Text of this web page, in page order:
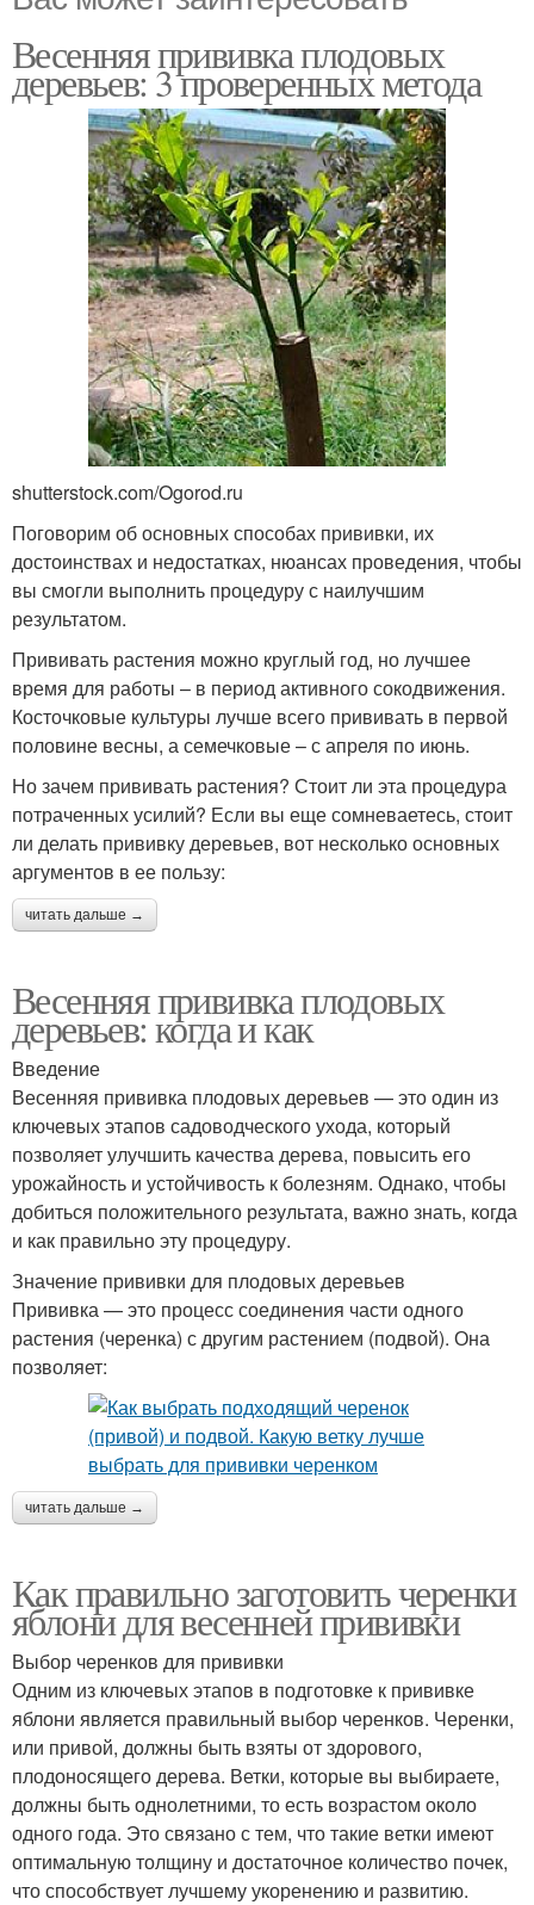
Весенняя прививка плодовых
деревьев: 3 проверенных метода
shutterstock.com/Ogorod.ru
Поговорим об основных способах прививки, их
достоинствах и недостатках, нюансах проведения, чтобы
вы смогли выполнить процедуру с наилучшим
результатом.
Прививать растения можно круглый год, но лучшее
время для работы – в период активного сокодвижения.
Косточковые культуры лучше всего прививать в первой
половине весны, а семечковые – с апреля по июнь.
Но зачем прививать растения? Стоит ли эта процедура
потраченных усилий? Если вы еще сомневаетесь, стоит
ли делать прививку деревьев, вот несколько основных
аргументов в ее пользу:
читать дальше →
Весенняя прививка плодовых
деревьев: когда и как
Введение
Весенняя прививка плодовых деревьев — это один из
ключевых этапов садоводческого ухода, который
позволяет улучшить качества дерева, повысить его
урожайность и устойчивость к болезням. Однако, чтобы
добиться положительного результата, важно знать, когда
и как правильно эту процедуру.
Значение прививки для плодовых деревьев
Прививка — это процесс соединения части одного
растения (черенка) с другим растением (подвой). Она
позволяет:
читать дальше →
Как правильно заготовить черенки
яблони для весенней прививки
Выбор черенков для прививки
Одним из ключевых этапов в подготовке к прививке
яблони является правильный выбор черенков. Черенки,
или привой, должны быть взяты от здорового,
плодоносящего дерева. Ветки, которые вы выбираете,
должны быть однолетними, то есть возрастом около
одного года. Это связано с тем, что такие ветки имеют
оптимальную толщину и достаточное количество почек,
что способствует лучшему укоренению и развитию.